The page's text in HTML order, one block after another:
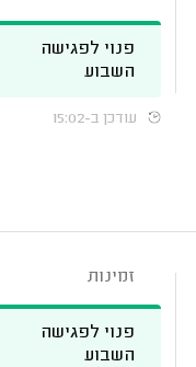
פנוי לפגישה
השבוע
עודכן ב-15:02
זמינות
פנוי לפגישה
השבוע